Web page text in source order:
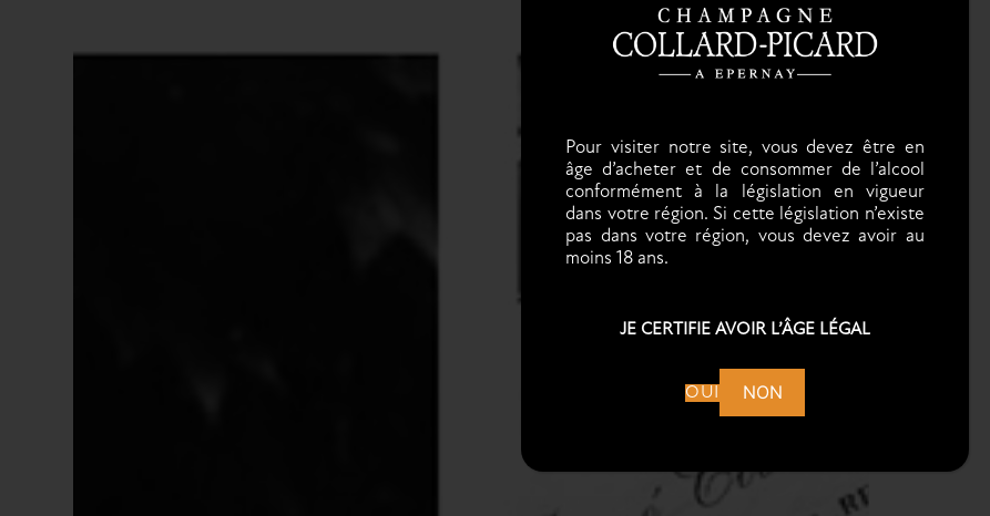
Pour visiter notre site, vous devez être en
âge d’acheter et de consommer de l’alcool
conformément à la législation en vigueur
dans votre région. Si cette législation n’existe
pas dans votre région, vous devez avoir au
moins 18 ans.
JE CERTIFIE AVOIR L’ÂGE LÉGAL
OUI NON